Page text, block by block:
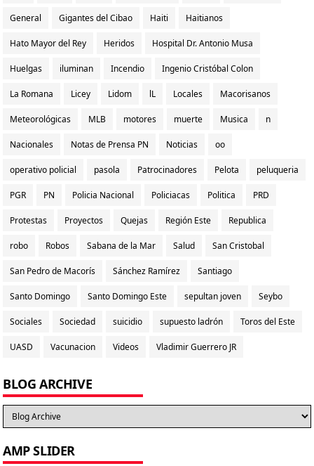
General Gigantes del Cibao Haiti Haitianos
Hato Mayor del Rey Heridos Hospital Dr. Antonio Musa
Huelgas iluminan Incendio Ingenio Cristóbal Colon
La Romana Licey Lidom lL Locales Macorisanos
Meteorológicas MLB motores muerte Musica n
Nacionales Notas de Prensa PN Noticias oo
operativo policial pasola Patrocinadores Pelota peluqueria
PGR PN Policia Nacional Policiacas Politica PRD
Protestas Proyectos Quejas Región Este Republica
robo Robos Sabana de la Mar Salud San Cristobal
San Pedro de Macorís Sánchez Ramírez Santiago
Santo Domingo Santo Domingo Este sepultan joven Seybo
Sociales Sociedad suicidio supuesto ladrón Toros del Este
UASD Vacunacion Videos Vladimir Guerrero JR
BLOG ARCHIVE
AMP SLIDER